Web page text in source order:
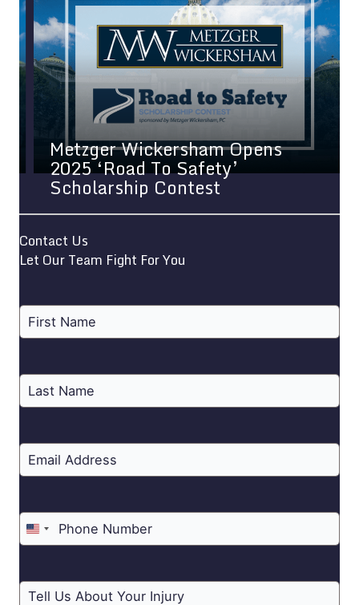
Metzger Wickersham Opens
2025 ‘Road To Safety’
Scholarship Contest
Contact Us
Let Our Team Fight For You
United
States